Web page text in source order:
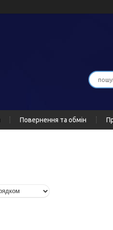
Повернення та обмін